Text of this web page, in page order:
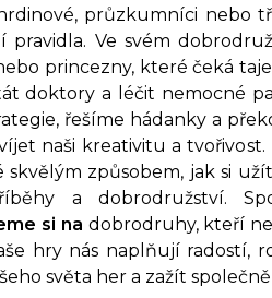
průzkumníci nebo
Ve svém
princezny, které čeká
doktory a léčit nemocné
řešíme hádanky a
naši kreativitu a
způsobem, jak si
a dobrodružství.
si na dobrodruhy, kteří
hry nás naplňují radostí,
světa her a zažít